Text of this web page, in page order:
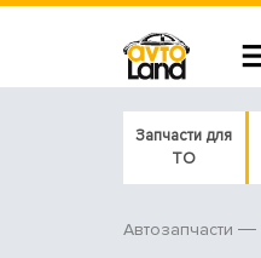
Запчасти для
ТО
Автозапчасти